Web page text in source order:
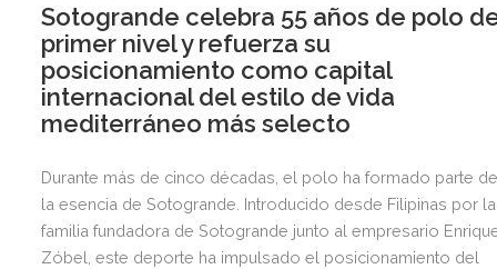
Sotogrande celebra 55 años de polo
primer nivel y refuerza su
posicionamiento como capital
internacional del estilo de vida
mediterráneo más selecto
Durante más de cinco décadas, el polo ha formado parte
la esencia de Sotogrande. Introducido desde Filipinas por la
familia fundadora de Sotogrande junto al empresario
Zóbel, este deporte ha impulsado el posicionamiento del